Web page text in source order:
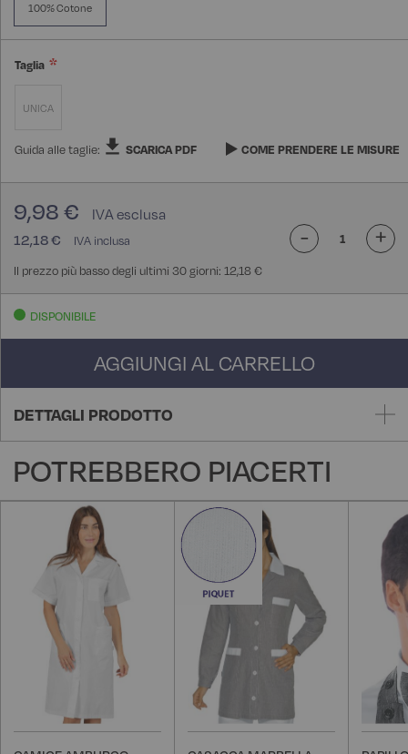
100% Cotone
Taglia
UNICA
Guida alle taglie: SCARICA PDF COME PRENDERE LE MISURE
12,18 €
9,98 €
Il prezzo più basso degli ultimi 30 giorni: 12,18 €
- +
DISPONIBILE
AGGIUNGI AL CARRELLO
DETTAGLI PRODOTTO
POTREBBERO PIACERTI